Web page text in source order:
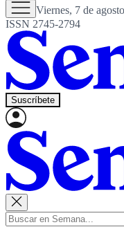
Viernes, 7 de
ISSN 2745-2794
Suscríbete